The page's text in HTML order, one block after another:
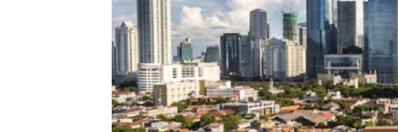
.